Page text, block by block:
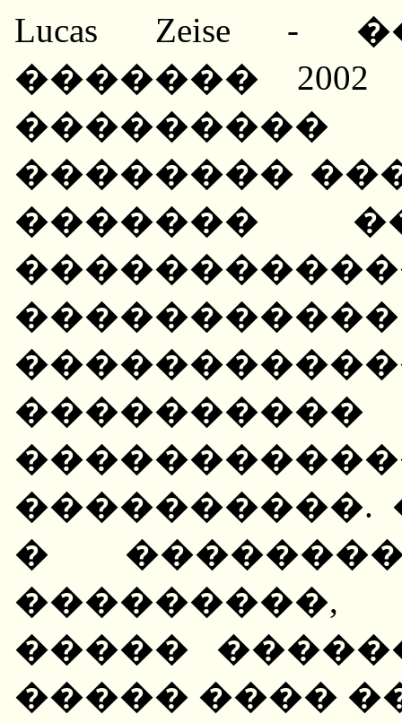
Lucas Zeise -
�������
��������
�������
����������.
�
�����
����� ����